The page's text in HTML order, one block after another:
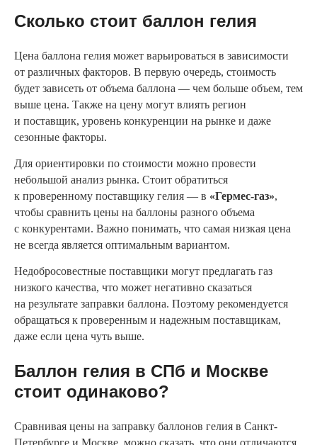
Сколько стоит баллон гелия
Цена баллона гелия может варьироваться в зависимости
от различных факторов. В первую очередь, стоимость
будет зависеть от объема баллона — чем больше объем, тем
выше цена. Также на цену могут влиять регион
и поставщик, уровень конкуренции на рынке и даже
сезонные факторы.
Для ориентировки по стоимости можно провести
небольшой анализ рынка. Стоит обратиться
к проверенному поставщику гелия — в «Гермес-газ»,
чтобы сравнить цены на баллоны разного объема
с конкурентами. Важно понимать, что самая низкая цена
не всегда является оптимальным вариантом.
Недобросовестные поставщики могут предлагать газ
низкого качества, что может негативно сказаться
на результате заправки баллона. Поэтому рекомендуется
обращаться к проверенным и надежным поставщикам,
даже если цена чуть выше.
Баллон гелия в СПб и Москве
стоит одинаково?
Сравнивая цены на заправку баллонов гелия в Санкт-